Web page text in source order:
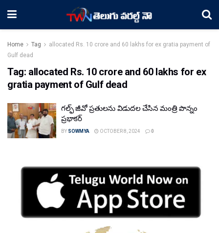
Home Tag
allocated Rs. 10 crore and 60 lakhs for ex gratia payment of
Gulf dead
Tag: allocated Rs. 10 crore and 60 lakhs for ex
gratia payment of Gulf dead
గల్ఫ్ జీవో ప్రతులను విడుదల చేసిన మంత్రి పొన్నం
ప్రభాకర్
BY SOWMYA OCTOBER 8, 2024 0